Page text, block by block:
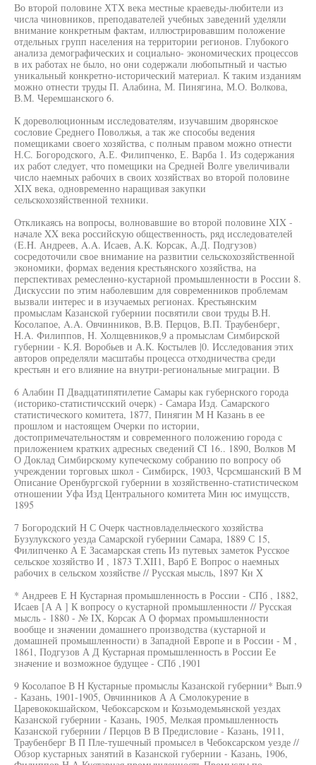
Во второй половине ХТХ века местные краеведы-любители из
числа чиновников, преподавателей учебных заведений уделяли
внимание конкретным фактам, иллюстрировавшим положение
отдельных групп населения на территории регионов. Глубокого
анализа демографических и социально- экономических процессов
в их работах не было, но они содержали любопытный и частью
уникальный конкретно-исторический материал. К таким изданиям
можно отнести труды П. Алабина, М. Пинягина, М.О. Волкова,
В.М. Черемшанского 6.
К дореволюционным исследователям, изучавшим дворянское
сословие Среднего Поволжья, а так же способы ведения
помещиками своего хозяйства, с полным правом можно отнести
Н.С. Богородского, А.Е. Филипченко, Е. Варба 1. Из содержания
их работ следует, что помещики на Средней Волге увеличивали
число наемных рабочих в своих хозяйствах во второй половине
XIX века, одновременно наращивая закупки
сельскохозяйственной техники.
Откликаясь на вопросы, волновавшие во второй половине XIX -
начале XX века российскую общественность, ряд исследователей
(E.H. Андреев, A.A. Исаев, А.К. Корсак, А.Д. Подгузов)
сосредоточили свое внимание на развитии сельскохозяйственной
экономики, формах ведения крестьянского хозяйства, на
перспективах ремесленно-кустарной промышленности в России 8.
Дискуссии по этим наболевшим для современников проблемам
вызвали интерес и в изучаемых регионах. Крестьянским
промыслам Казанской губернии посвятили свои труды В.Н.
Косолапое, A.A. Овчинников, В.В. Перцов, В.П. Траубенберг,
H.A. Филиппов, Н. Холщевников,9 а промыслам Симбирской
губернии - К.Я. Воробьев и А.К. Костылев |0. Исследования этих
авторов определяли масштабы процесса отходничества среди
крестьян и его влияние на внутри-региональные миграции. В
6 Алабин П Двадцатипятилетие Самары как губернского города
(историко-статистичсский очерк) - Самара Изд. Самарского
статистического комитета, 1877, Пинягин M H Казань в ее
прошлом и настоящем Очерки по истории,
достопримечательностям и современного положению города с
приложением кратких адресных сведений CI 16.. 1890, Волков M
О Доклад Симбирскому купеческому собранию по вопросу об
учреждении торговых школ - Симбирск, 1903, Чсрсмшанский В M
Описание Оренбургской губернии в хозяйственно-статистическом
отношении Уфа Изд Центрального комитета Мин юс имущсств,
1895
7 Богородский H С Очерк частновладельческого хозяйства
Бузулукского уезда Самарской губернии Самара, 1889 С 15,
Филипченко А Е Засамарская степь Из путевых заметок Русское
сельское хозяйство И , 1873 T.XII1, Варб Е Вопрос о наемных
рабочих в сельском хозяйстве // Русская мысль, 1897 Кн X
* Андреев Е H Кустарная промышленность в России - СПб , 1882,
Исаев [А А ] К вопросу о кустарной промышленности // Русская
мысль - 1880 - № IX, Корсак А О формах промышленности
вообще и значении домашнего производства (кустарной и
домашней промышленности) в Западной Европе и в России - M ,
1861, Подгузов А Д Кустарная промышленность в России Ее
значение и возможное будущее - СПб ,1901
9 Косолапое В H Кустарные промыслы Казанской губернии* Вып.9
- Казань, 1901-1905, Овчинников А А Смолокурение в
Царевококшайском, Чебоксарском и Козьмодемьянской уездах
Казанской губернии - Казань, 1905, Мелкая промышленность
Казанской губернии / Перцов В В Предисловие - Казань, 1911,
Траубенберг В П Пле-тушечный промысел в Чебоксарском уезде //
Обзор кустарных занятий в Казанской губернии - Казань, 1906,